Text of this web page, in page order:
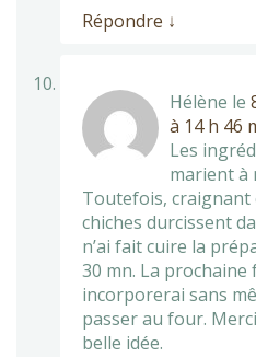
Répondre ↓
Hélène le
à 14 h 46
Les
marient à
Toutefois, craignant
chiches durcissent
n’ai fait cuire la
30 mn. La prochaine
incorporerai sans
passer au four.
belle idée.